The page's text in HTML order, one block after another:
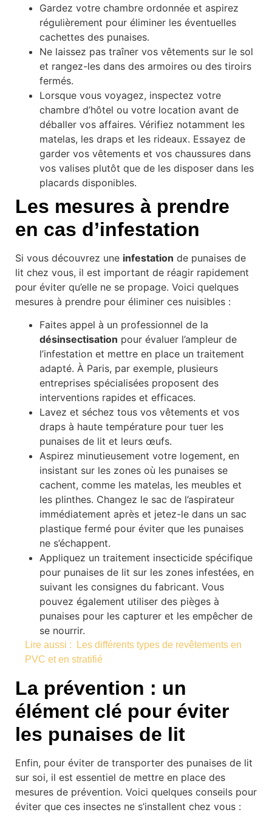
Gardez votre chambre ordonnée et aspirez
régulièrement pour éliminer les éventuelles
cachettes des punaises.
Ne laissez pas traîner vos vêtements sur le sol
et rangez-les dans des armoires ou des tiroirs
fermés.
Lorsque vous voyagez, inspectez votre
chambre d’hôtel ou votre location avant de
déballer vos affaires. Vérifiez notamment les
matelas, les draps et les rideaux. Essayez de
garder vos vêtements et vos chaussures dans
vos valises plutôt que de les disposer dans les
placards disponibles.
Les mesures à prendre
en cas d’infestation
Si vous découvrez une infestation de punaises de
lit chez vous, il est important de réagir rapidement
pour éviter qu’elle ne se propage. Voici quelques
mesures à prendre pour éliminer ces nuisibles :
Faites appel à un professionnel de la
désinsectisation pour évaluer l’ampleur de
l’infestation et mettre en place un traitement
adapté. À Paris, par exemple, plusieurs
entreprises spécialisées proposent des
interventions rapides et efficaces.
Lavez et séchez tous vos vêtements et vos
draps à haute température pour tuer les
punaises de lit et leurs œufs.
Aspirez minutieusement votre logement, en
insistant sur les zones où les punaises se
cachent, comme les matelas, les meubles et
les plinthes. Changez le sac de l’aspirateur
immédiatement après et jetez-le dans un sac
plastique fermé pour éviter que les punaises
ne s’échappent.
Appliquez un traitement insecticide spécifique
pour punaises de lit sur les zones infestées, en
suivant les consignes du fabricant. Vous
pouvez également utiliser des pièges à
punaises pour les capturer et les empêcher de
se nourrir.
Lire aussi :
Les différents types de revêtements en
PVC et en stratifié
La prévention : un
élément clé pour éviter
les punaises de lit
Enfin, pour éviter de transporter des punaises de lit
sur soi, il est essentiel de mettre en place des
mesures de prévention. Voici quelques conseils pour
éviter que ces insectes ne s’installent chez vous :